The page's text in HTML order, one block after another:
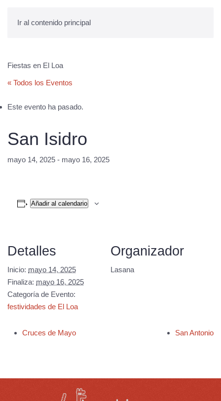
Ir al contenido principal
Fiestas en El Loa
« Todos los Eventos
Este evento ha pasado.
San Isidro
mayo 14, 2025 - mayo 16, 2025
Añadir al calendario
Detalles
Inicio: mayo 14, 2025
Finaliza: mayo 16, 2025
Categoría de Evento:
festividades de El Loa
Organizador
Lasana
Cruces de Mayo San Antonio